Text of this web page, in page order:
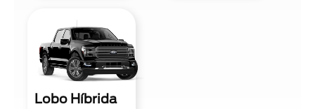
Lobo Híbrida